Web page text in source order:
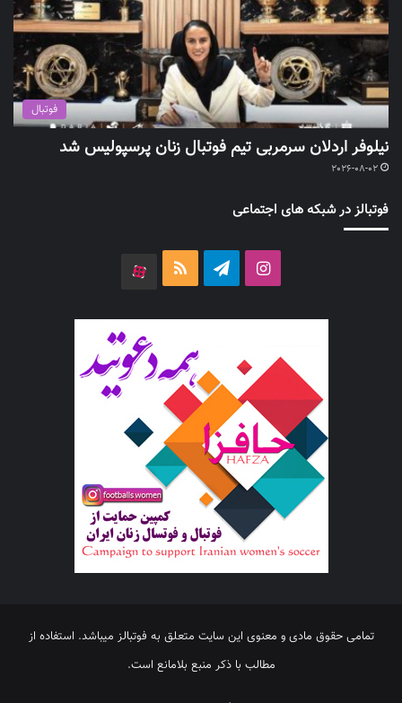
فوتبال
نیلوفر اردلان سرمربی تیم فوتبال زنان پرسپولیس شد
2026-08-02
فوتبالز در شبکه های اجتماعی
اینستاگرامتلگرام خوراک
تمامی حقوق مادی و معنوی این سایت متعلق به فوتبالز میباشد. استفاده از
مطالب با ذکر منبع بلامانع است.